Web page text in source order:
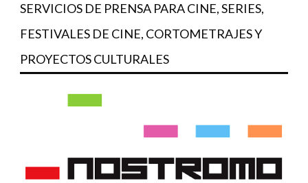
SERVICIOS DE PRENSA PARA CINE, SERIES,
FESTIVALES DE CINE, CORTOMETRAJES Y
PROYECTOS CULTURALES